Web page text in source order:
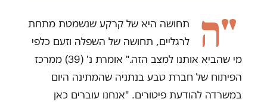
"ה
תחושה היא של קרקע שנשמטת מתחת
לרגליים, תחושה של השפלה וזעם כלפי
מי שהביא אותנו למצב הזה." אומרת נ' (39) ממרכז
הפיתוח של חברת טבע בנתניה שהמתינה היום
במשרדה להודעת פיטורים. "אנחנו עוברים כאן